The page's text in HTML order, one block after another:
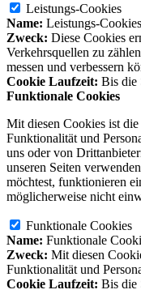
Leistungs-Cookies
Name: Leistungs-Cookies
Zweck: Diese Cookies
Verkehrsquellen zu
messen und verbessern
Cookie Laufzeit: Bis die
Funktionale Cookies
Mit diesen Cookies ist
Funktionalität und
uns oder von
unseren Seiten
möchtest, funktionieren
möglicherweise nicht
Funktionale Cookies
Name: Funktionale
Zweck: Mit diesen
Funktionalität und
Cookie Laufzeit: Bis die